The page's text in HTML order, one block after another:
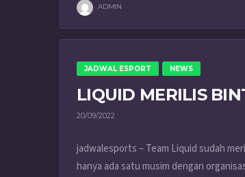
ADMIN
JADWAL ESPORT NEWS
LIQUID MERILIS
20/09/2022
jadwalesports – Team Liquid sudah
hanya ada satu musim dengan